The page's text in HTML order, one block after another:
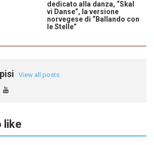
dedicato alla danza, “Skal
vi Danse”, la versione
norvegese di “Ballando con
le Stelle”
View all posts
like